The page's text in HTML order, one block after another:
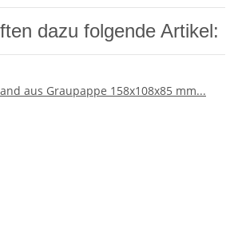
dazu folgende Artikel: